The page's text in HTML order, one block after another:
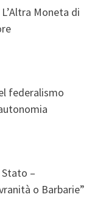
Moneta di
federalismo
–
o Barbarie”